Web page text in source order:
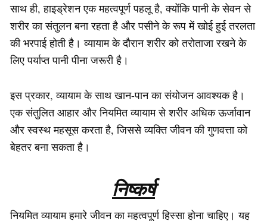
साथ ही, हाइड्रेशन एक महत्वपूर्ण पहलू है, क्योंकि पानी के सेवन से
शरीर का संतुलन बना रहता है और पसीने के रूप में खोई हुई तरलता
की भरपाई होती है। व्यायाम के दौरान शरीर को तरोताजा रखने के
लिए पर्याप्त पानी पीना जरूरी है।
इस प्रकार, व्यायाम के साथ खान-पान का संयोजन आवश्यक है।
एक संतुलित आहार और नियमित व्यायाम से शरीर अधिक ऊर्जावान
और स्वस्थ महसूस करता है, जिससे व्यक्ति जीवन की गुणवत्ता को
बेहतर बना सकता है।
निष्कर्ष
नियमित व्यायाम हमारे जीवन का महत्वपूर्ण हिस्सा होना चाहिए। यह